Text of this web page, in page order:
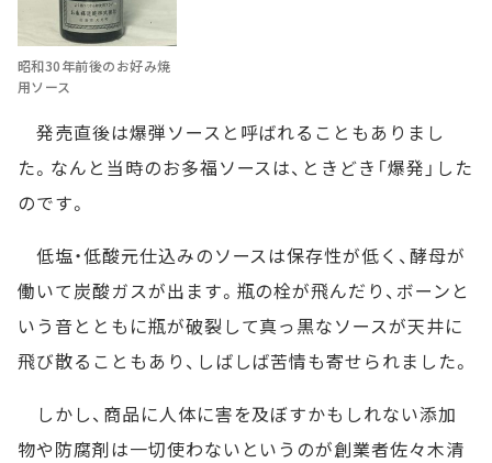
昭和30年前後のお好み焼
用ソース
発売直後は爆弾ソースと呼ばれることもありまし
た。なんと当時のお多福ソースは、ときどき「爆発」した
のです。
低塩・低酸元仕込みのソースは保存性が低く、酵母が
働いて炭酸ガスが出ます。瓶の栓が飛んだり、ボーンと
いう音とともに瓶が破裂して真っ黒なソースが天井に
飛び散ることもあり、しばしば苦情も寄せられました。
しかし、商品に人体に害を及ぼすかもしれない添加
物や防腐剤は一切使わないというのが創業者佐々木清